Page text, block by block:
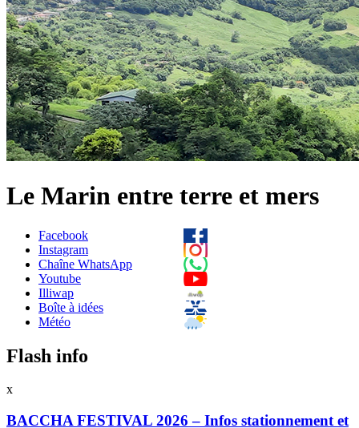
Le Marin entre terre et mers
Facebook
Instagram
Chaîne WhatsApp
Youtube
Illiwap
Boîte à idées
Météo
Flash info
x
BACCHA FESTIVAL 2026 – Infos stationnement et